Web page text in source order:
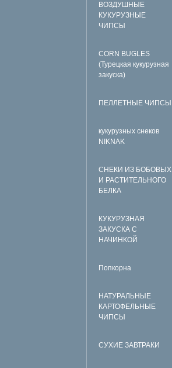
ВОЗДУШНЫЕ
КУКУРУЗНЫЕ
ЧИПСЫ
CORN BUGLES
(Турецкая кукурузная
закуска)
ПЕЛЛЕТНЫЕ ЧИПСЫ
кукурузных снеков
NIKNAK
СНЕКИ ИЗ БОБОВЫХ
И РАСТИТЕЛЬНОГО
БЕЛКА
КУКУРУЗНАЯ
ЗАКУСКА С
НАЧИНКОЙ
Попкорна
НАТУРАЛЬНЫЕ
КАРТОФЕЛЬНЫЕ
ЧИПСЫ
СУХИЕ ЗАВТРАКИ